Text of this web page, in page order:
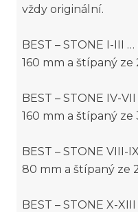
vždy originální.
BEST – STONE I-III
160 mm a štípaný ze
BEST – STONE IV-
160 mm a štípaný ze
BEST – STONE
80 mm a štípaný ze
BEST – STONE X-